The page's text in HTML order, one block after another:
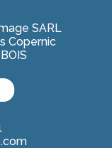
SARL
Copernic